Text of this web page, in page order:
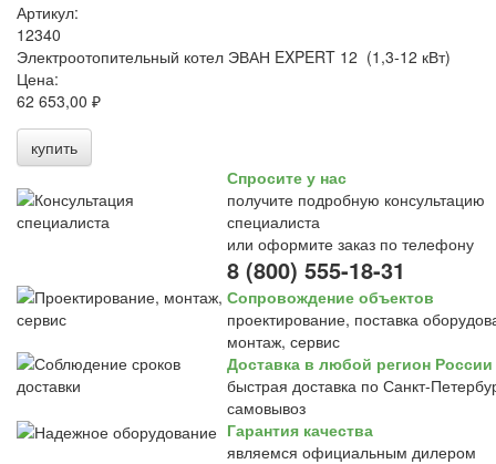
Артикул:
12340
Электроотопительный котел ЭВАН EXPERT 12 (1,3-12 кВт)
Цена:
62 653,00 ₽
купить
Спросите у нас
получите подробную консультацию
специалиста
или оформите заказ по телефону
8 (800) 555-18-31
Сопровождение объектов
проектирование, поставка
монтаж, сервис
Доставка в любой регион России
быстрая доставка по Санкт-
самовывоз
Гарантия качества
являемся официальным дилером